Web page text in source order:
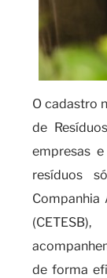
O cadastro
de
empresas
resíduos
de forma